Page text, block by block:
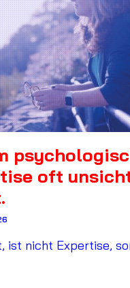
oft
ist nicht Expertise,